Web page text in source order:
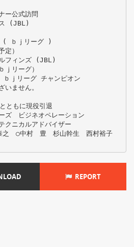
ー公式訪問
ス (JBL)
( ｂｊリーグ )
）
フィンズ (JBL)
ｊリーグ）
ｊリーグ チャンピオン
ません。
ともに現役引退
ズ ビジネオペレーション
ニカルアドバイザー
之 ○中村 豊 杉山幹生 西村裕子
REPORT